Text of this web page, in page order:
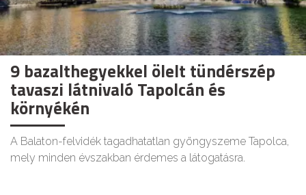
9 bazalthegyekkel ölelt tündérszép
tavaszi látnivaló Tapolcán és
környékén
A Balaton-felvidék tagadhatatlan gyöngyszeme Tapolca,
mely minden évszakban érdemes a látogatásra.